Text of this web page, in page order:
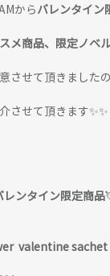
から バレンタイン
メ商品、限定ノベ
させて頂きました
させて頂きます✨✨
レンタイン限定商品
valentine sachet